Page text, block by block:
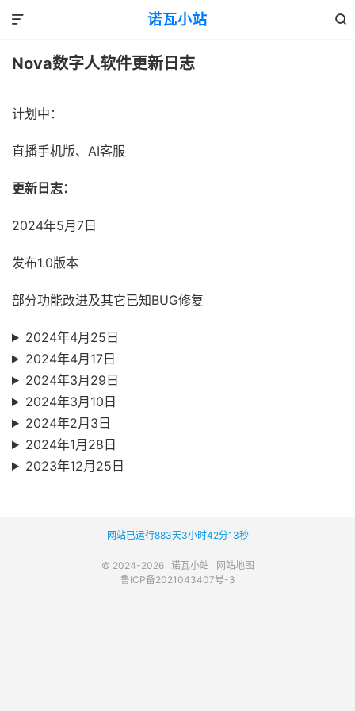
诺瓦小站 

Nova数字人软件更新日志
计划中：
直播手机版、AI客服
更新日志：
2024年5月7日
发布1.0版本
部分功能改进及其它已知BUG修复
2024年4月25日
2024年4月17日
2024年3月29日
2024年3月10日
2024年2月3日
2024年1月28日
2023年12月25日
网站已运行883天3小时42分13秒
© 2024-2026 诺瓦小站
网站地图
鲁ICP备2021043407号-3